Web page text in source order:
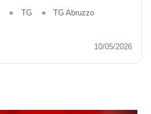
TG
TG Abruzzo
10/05/2026